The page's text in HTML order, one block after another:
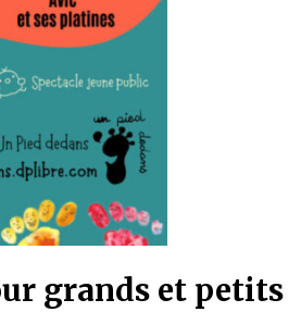
grands et petits